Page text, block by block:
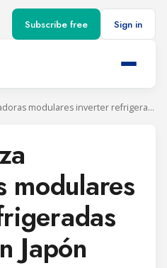
Subscribe free Sign in
Carrier lanza enfriadoras modulares inverter refrigeradas por agua en Japón
modulares
Japón